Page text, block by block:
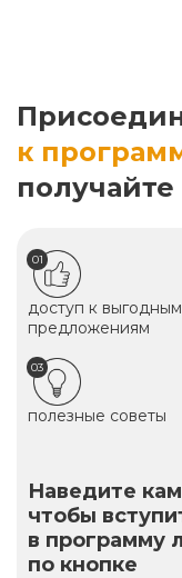
к
получайте
01
доступ к выгодным
предложениям
03
полезные советы
Наведите
чтобы
в программу
по кнопке